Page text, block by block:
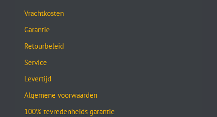
Vrachtkosten
Garantie
Retourbeleid
Service
Levertijd
Algemene voorwaarden
100% tevredenheids garantie